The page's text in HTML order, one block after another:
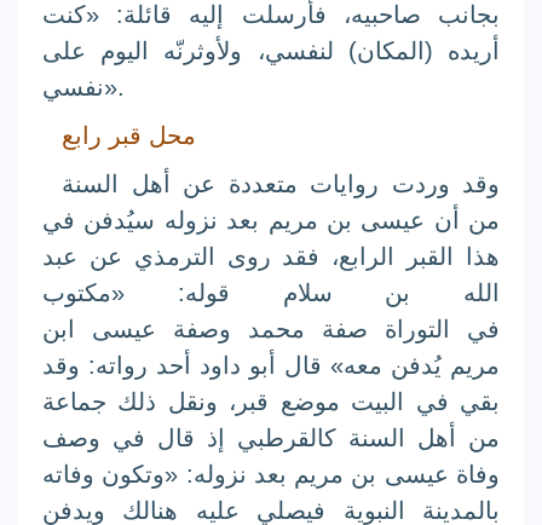
بجانب صاحبيه، فأرسلت إليه قائلة: «كنت
أريده (المكان) لنفسي، ولأوثرنّه اليوم على
نفسي».
محل قبر رابع
وقد وردت روايات متعددة عن أهل السنة
من أن عيسى بن مريم بعد نزوله سيُدفن في
هذا القبر الرابع، فقد روى
الترمذي عن عبد
الله بن سلام قوله: «مكتوب
في
التوراة صفة محمد وصفة عيسى ابن
مريم يُدفن معه» قال أبو داود أحد رواته: وقد
بقي في البيت موضع قبر، ونقل ذلك جماعة
من
أهل السنة كالقرطبي إذ قال في وصف
وفاة عيسى بن مريم بعد نزوله: «وتكون وفاته
بالمدينة النبوية فيصلي عليه هنالك ويدفن